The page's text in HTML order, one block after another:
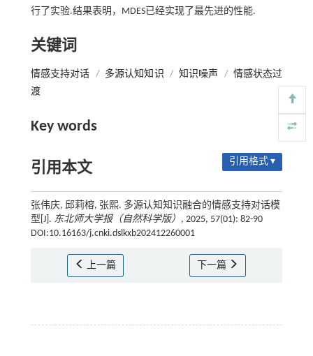
行了实验.结果表明，MDES已经实现了最先进的性能.
关键词
情感支持对话 / 多源认知知识 / 知识噪声 / 情感状态过
渡
Key words
引用本文 引用格式 ▾
张伟庆, 邱莉榕, 张熙. 多源认知知识融合的情感支持对话模
型[J]. 东北师大学报（自然科学版） , 2025, 57(01): 82-90
DOI:10.16163/j.cnki.dslkxb202412260001
上一篇 下一篇